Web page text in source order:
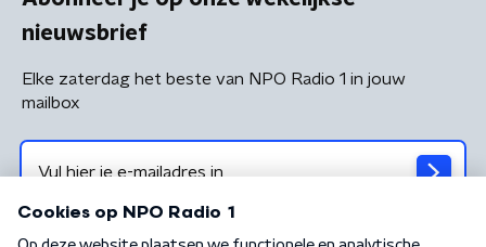
nieuwsbrief
Elke zaterdag het beste van NPO Radio 1 in jouw
mailbox